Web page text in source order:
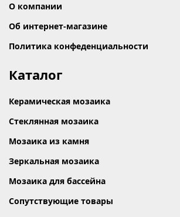
О компании
Об интернет-магазине
Политика конфеденциальности
Каталог
Керамическая мозаика
Стеклянная мозаика
Мозаика из камня
Зеркальная мозаика
Мозаика для бассейна
Сопутствующие товары